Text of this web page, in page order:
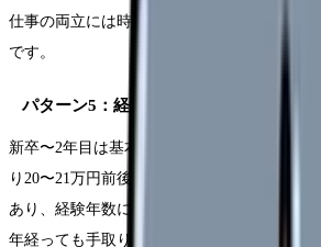
仕事の両立には時短が必要ですが、収入面
です。
パターン5：経験年数が浅い（1〜2年目）
新卒〜2年目は基本給が低い（20〜22万円）
り20〜21万円前後です。これは看護師に限
あり、経験年数による昇給を待つ段階です
年経っても手取りがほとんど変わらない」